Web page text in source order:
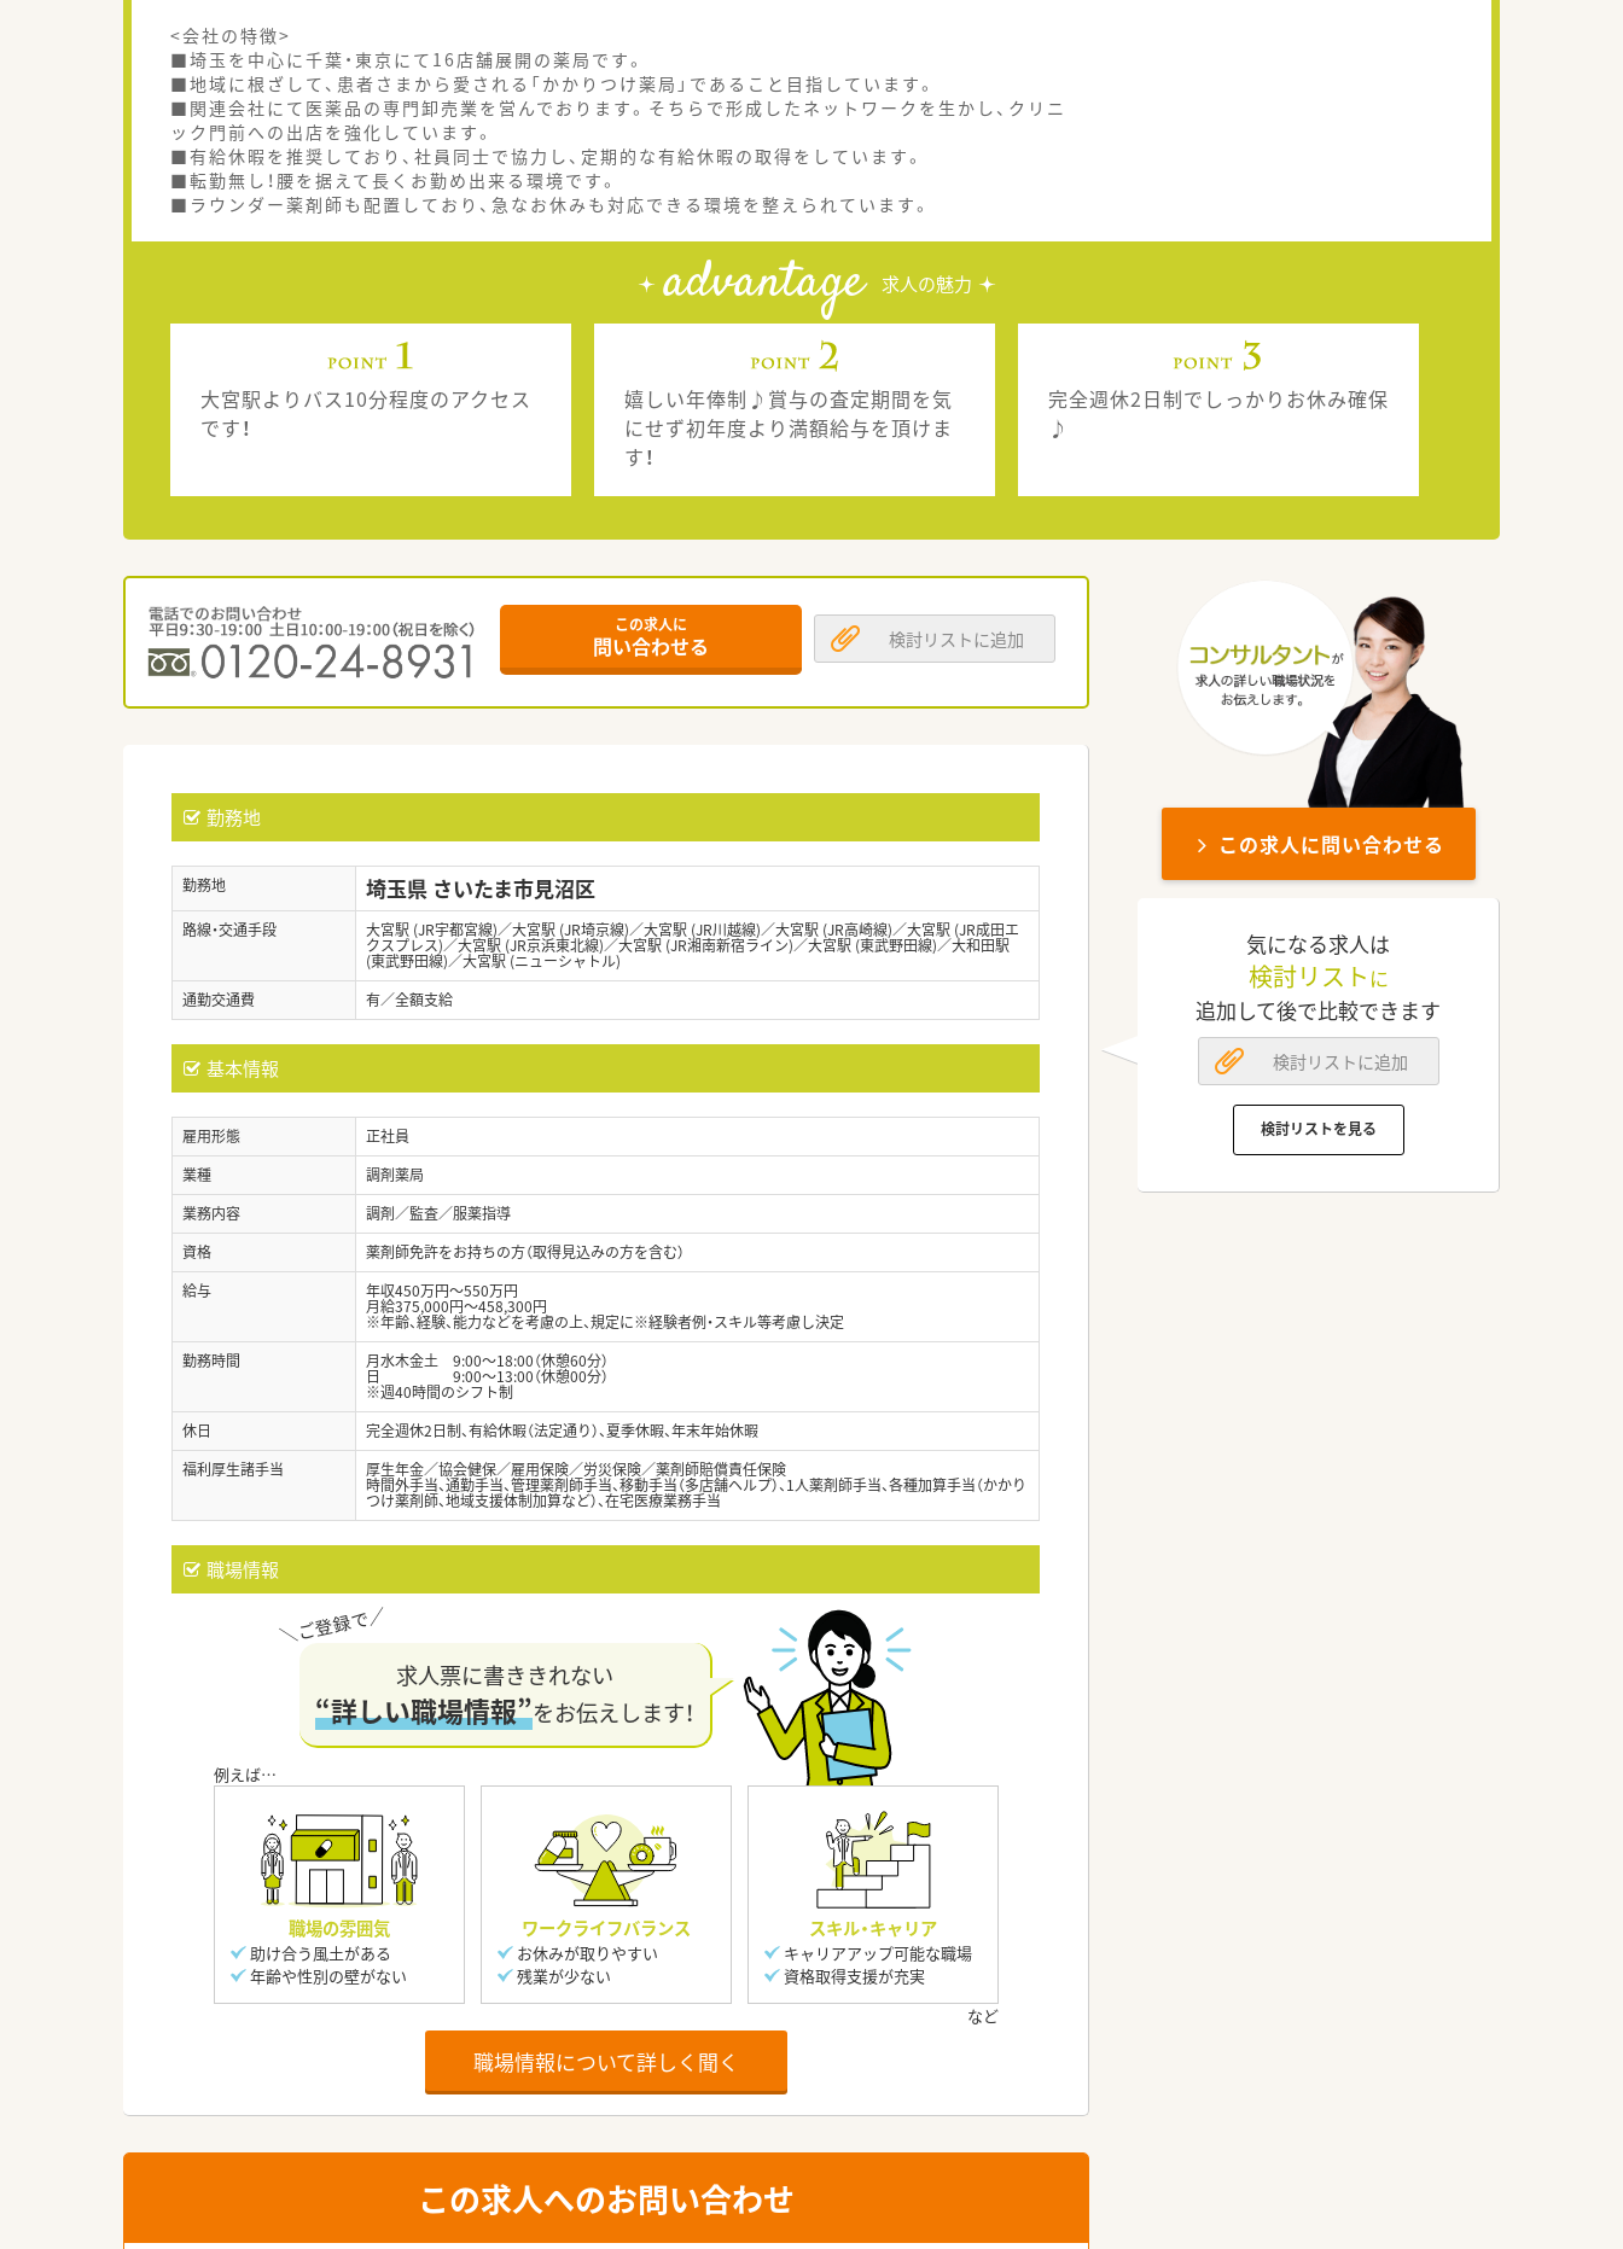
<会社の特徴>
■埼玉を中心に千葉・東京にて16店舗展開の薬局です。
■地域に根ざして、患者さまから愛される「かかりつけ薬局」であること目指しています。
■関連会社にて医薬品の専門卸売業を営んでおります。そちらで形成したネットワークを生かし、クリニ
ック門前への出店を強化しています。
■有給休暇を推奨しており、社員同士で協力し、定期的な有給休暇の取得をしています。
■転勤無し！腰を据えて長くお勤め出来る環境です。
■ラウンダー薬剤師も配置しており、急なお休みも対応できる環境を整えられています。
advantage 求人の魅力
大宮駅よりバス10分程度のアクセス
です！
嬉しい年俸制♪賞与の査定期間を気
にせず初年度より満額給与を頂けま
す！
完全週休2日制でしっかりお休み確保
♪
この求人に
問い合わせる 検討リストに追加
勤務地
勤務地 埼玉県 さいたま市見沼区
路線・交通手段 大宮駅 (JR宇都宮線)／大宮駅 (JR埼京線)／大宮駅 (JR川越線)／大宮駅 (JR高崎線)／大宮駅 (JR成田エ
クスプレス)／大宮駅 (JR京浜東北線)／大宮駅 (JR湘南新宿ライン)／大宮駅 (東武野田線)／大和田駅
(東武野田線)／大宮駅 (ニューシャトル)
通勤交通費
有／全額支給
基本情報
雇用形態
正社員
業種
調剤薬局
業務内容
調剤／監査／服薬指導
資格
薬剤師免許をお持ちの方（取得見込みの方を含む）
給与
年収450万円～550万円
月給375,000円～458,300円
※年齢、経験、能力などを考慮の上、規定に※経験者例・スキル等考慮し決定
勤務時間
月水木金土 9:00～18:00（休憩60分）
日 9:00～13:00（休憩00分）
※週40時間のシフト制
休日
完全週休2日制、有給休暇（法定通り）、夏季休暇、年末年始休暇
福利厚生諸手当
厚生年金／協会健保／雇用保険／労災保険／薬剤師賠償責任保険
時間外手当、通勤手当、管理薬剤師手当、移動手当（多店舗ヘルプ）、1人薬剤師手当、各種加算手当（かかり
つけ薬剤師、地域支援体制加算など）、在宅医療業務手当
職場情報
求人票に書ききれない
“詳しい職場情報”をお伝えします！
職場の雰囲気
助け合う風土がある
年齢や性別の壁がない
ワークライフバランス
お休みが取りやすい
残業が少ない
スキル・キャリア
キャリアアップ可能な職場
資格取得支援が充実
職場情報について詳しく聞く
この求人へのお問い合わせ
この求人に問い合わせる
気になる求人は
検討リスト に
追加して後で比較できます
検討リストに追加
検討リストを見る